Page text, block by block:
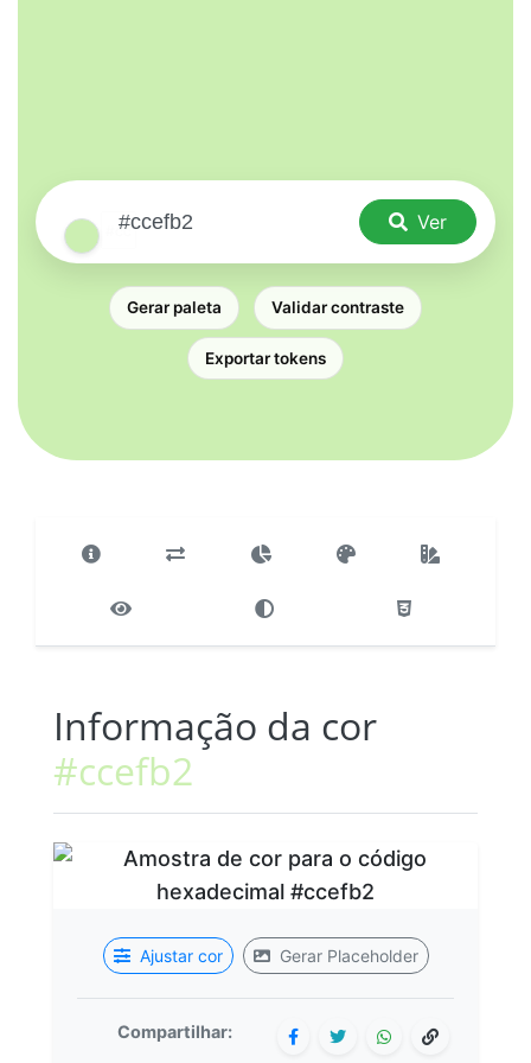
Ver
Gerar paleta Validar contraste
Exportar tokens
Informação da cor
#ccefb2
Ajustar cor Gerar Placeholder
Compartilhar: